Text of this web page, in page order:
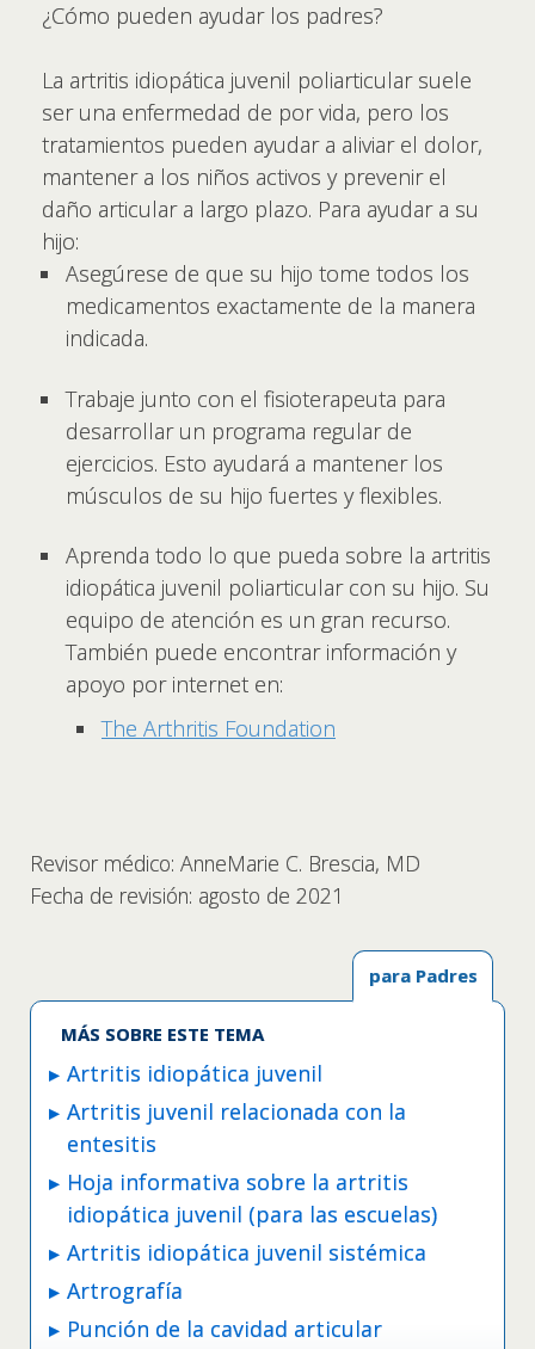
¿Cómo pueden ayudar los padres?
La artritis idiopática juvenil poliarticular suele
ser una enfermedad de por vida, pero los
tratamientos pueden ayudar a aliviar el dolor,
mantener a los niños activos y prevenir el
daño articular a largo plazo. Para ayudar a su
hijo:
Asegúrese de que su hijo tome todos los
medicamentos exactamente de la manera
indicada.
Trabaje junto con el fisioterapeuta para
desarrollar un programa regular de
ejercicios. Esto ayudará a mantener los
músculos de su hijo fuertes y flexibles.
Aprenda todo lo que pueda sobre la artritis
idiopática juvenil poliarticular con su hijo. Su
equipo de atención es un gran recurso.
También puede encontrar información y
apoyo por internet en:
The Arthritis Foundation
Revisor médico: AnneMarie C. Brescia, MD
Fecha de revisión: agosto de 2021
para Padres
MÁS SOBRE ESTE TEMA
Artritis idiopática juvenil
Artritis juvenil relacionada con la
entesitis
Hoja informativa sobre la artritis
idiopática juvenil (para las escuelas)
Artritis idiopática juvenil sistémica
Artrografía
Punción de la cavidad articular